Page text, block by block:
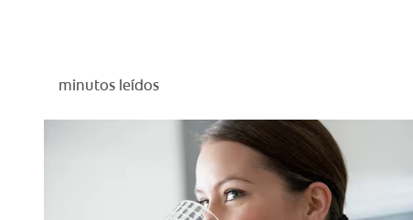
minutos leídos